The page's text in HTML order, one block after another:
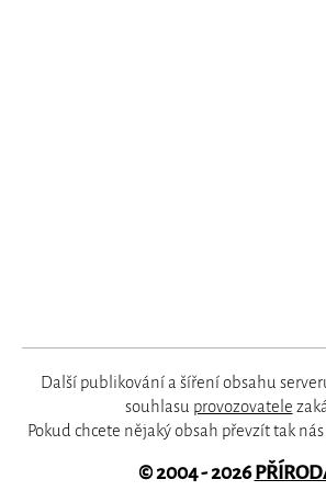
Další publikování a šíření obsahu
souhlasu provozovatele
Pokud chcete nějaký obsah převzít tak
© 2004 - 2026